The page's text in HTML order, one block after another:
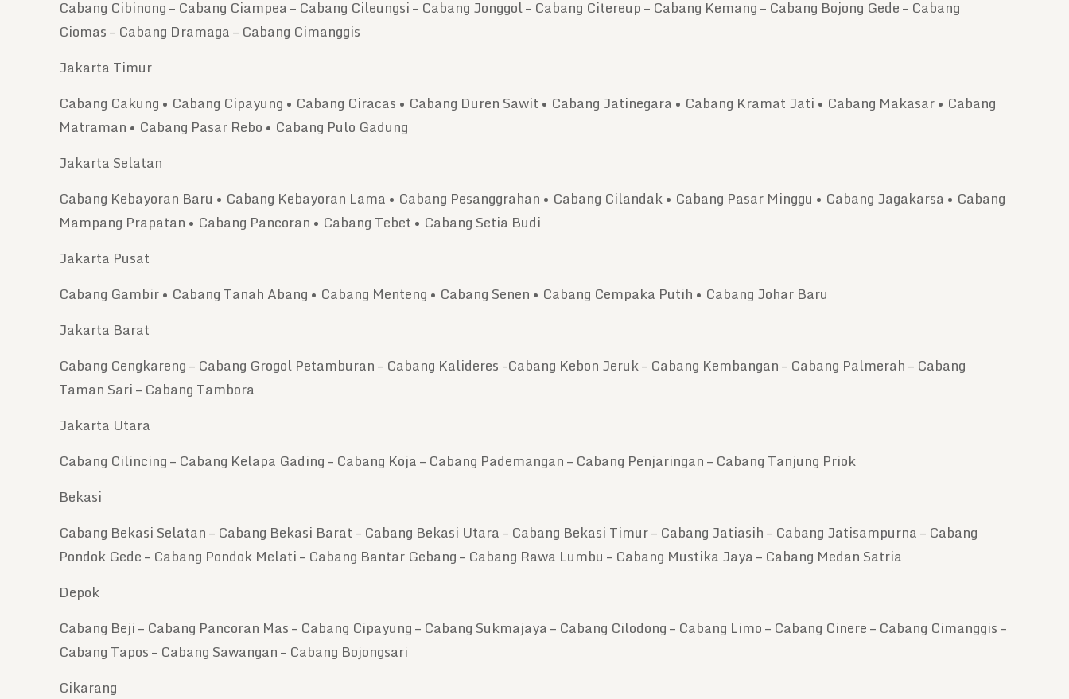
Cabang Cibinong – Cabang Ciampea – Cabang Cileungsi – Cabang Jonggol – Cabang Citereup – Cabang Kemang – Cabang Bojong Gede – Cabang
Ciomas – Cabang Dramaga – Cabang Cimanggis
Jakarta Timur
Cabang Cakung • Cabang Cipayung • Cabang Ciracas • Cabang Duren Sawit • Cabang Jatinegara • Cabang Kramat Jati • Cabang Makasar • Cabang
Matraman • Cabang Pasar Rebo • Cabang Pulo Gadung
Jakarta Selatan
Cabang Kebayoran Baru • Cabang Kebayoran Lama • Cabang Pesanggrahan • Cabang Cilandak • Cabang Pasar Minggu • Cabang Jagakarsa • Cabang
Mampang Prapatan • Cabang Pancoran • Cabang Tebet • Cabang Setia Budi
Jakarta Pusat
Cabang Gambir • Cabang Tanah Abang • Cabang Menteng • Cabang Senen • Cabang Cempaka Putih • Cabang Johar Baru
Jakarta Barat
Cabang Cengkareng – Cabang Grogol Petamburan – Cabang Kalideres -Cabang Kebon Jeruk – Cabang Kembangan – Cabang Palmerah – Cabang
Taman Sari – Cabang Tambora
Jakarta Utara
Cabang Cilincing – Cabang Kelapa Gading – Cabang Koja – Cabang Pademangan – Cabang Penjaringan – Cabang Tanjung Priok
Bekasi
Cabang Bekasi Selatan – Cabang Bekasi Barat – Cabang Bekasi Utara – Cabang Bekasi Timur – Cabang Jatiasih – Cabang Jatisampurna – Cabang
Pondok Gede – Cabang Pondok Melati – Cabang Bantar Gebang – Cabang Rawa Lumbu – Cabang Mustika Jaya – Cabang Medan Satria
Depok
Cabang Beji – Cabang Pancoran Mas – Cabang Cipayung – Cabang Sukmajaya – Cabang Cilodong – Cabang Limo – Cabang Cinere – Cabang Cimanggis –
Cabang Tapos – Cabang Sawangan – Cabang Bojongsari
Cikarang